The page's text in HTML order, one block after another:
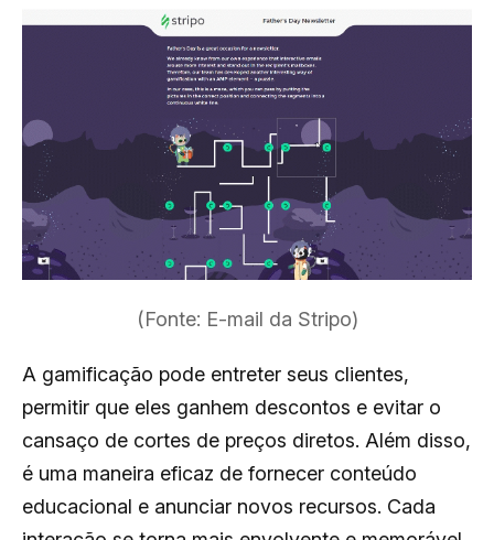
(Fonte: E-mail da Stripo)
A gamificação pode entreter seus clientes,
permitir que eles ganhem descontos e evitar o
cansaço de cortes de preços diretos. Além disso,
é uma maneira eficaz de fornecer conteúdo
educacional e anunciar novos recursos. Cada